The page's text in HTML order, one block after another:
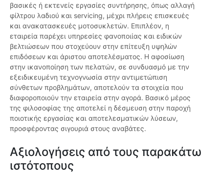
βασικές ή εκτενείς εργασίες συντήρησης, όπως αλλαγή
φίλτρου λαδιού και servicing, μέχρι πλήρεις επισκευές
και ανακατασκευές μοτοσυκλετών. Επιπλέον, η
εταιρεία παρέχει υπηρεσίες φανοποιίας και ειδικών
βελτιώσεων που στοχεύουν στην επίτευξη υψηλών
επιδόσεων και άριστου αποτελέσματος. Η αφοσίωση
στην ικανοποίηση των πελατών, σε συνδυασμό με την
εξειδικευμένη τεχνογνωσία στην αντιμετώπιση
σύνθετων προβλημάτων, αποτελούν τα στοιχεία που
διαφοροποιούν την εταιρεία στην αγορά. Βασικό μέρος
της φιλοσοφίας της αποτελεί η δέσμευση στην παροχή
ποιοτικής εργασίας και αποτελεσματικών λύσεων,
προσφέροντας σιγουριά στους αναβάτες.
Αξιολογήσεις από τους παρακάτω
ιστότοπους